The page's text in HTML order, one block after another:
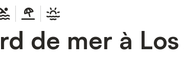
de mer à